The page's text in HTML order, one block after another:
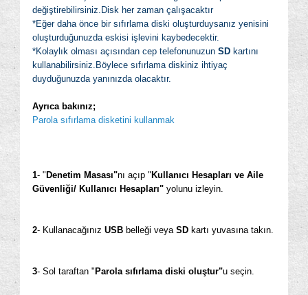
değiştirebilirsiniz.Disk her zaman çalışacaktır
*Eğer daha önce bir sıfırlama diski oluşturduysanız yenisini
oluşturduğunuzda eskisi işlevini kaybedecektir.
*Kolaylık olması açısından cep telefonunuzun SD kartını
kullanabilirsiniz.Böylece sıfırlama diskiniz ihtiyaç
duyduğunuzda yanınızda olacaktır.
Ayrıca bakınız;
Parola sıfırlama disketini kullanmak
1- " Denetim Masası"nı açıp " Kullanıcı Hesapları ve Aile
Güvenliği/ Kullanıcı Hesapları" yolunu izleyin.
2- Kullanacağınız USB belleği veya SD kartı yuvasına takın.
3- Sol taraftan " Parola sıfırlama diski oluştur"u seçin.